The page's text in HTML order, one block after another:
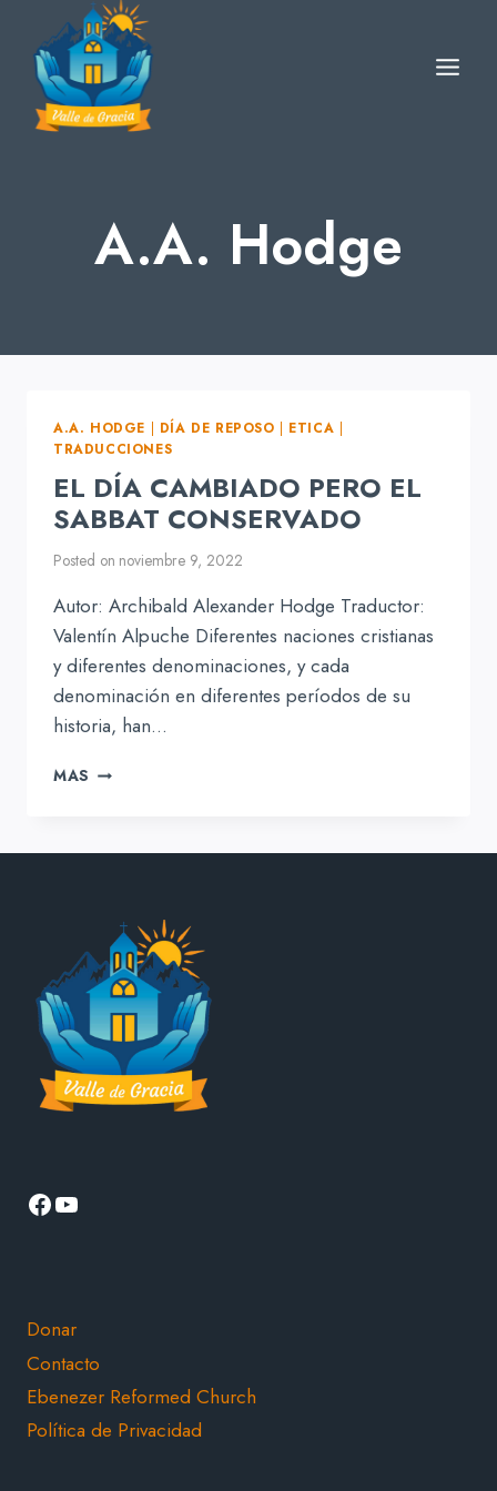
content
A.A. Hodge
A.A. HODGE | DÍA DE REPOSO | ETICA |
TRADUCCIONES
EL DÍA CAMBIADO PERO EL
SABBAT CONSERVADO
Posted on noviembre 9, 2022
Autor: Archibald Alexander Hodge Traductor:
Valentín Alpuche Diferentes naciones cristianas
y diferentes denominaciones, y cada
denominación en diferentes períodos de su
historia, han…
MAS EL
Facebook
YouTube
Donar
Contacto
Ebenezer Reformed Church
Política de Privacidad